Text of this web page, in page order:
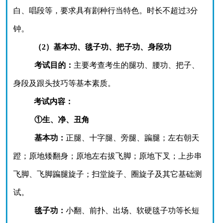
白、唱段等，要求具有剧种行当特色。时长不超过3分
钟。
（2）基本功、毯子功、把子功、身段功
考试目的： 主要考查考生的腿功、腰功、把子、
身段及跟头技巧等基本素质。
考试内容：
①生、净、丑角
基本功： 正腿、十字腿、旁腿、蹁腿；左右朝天
蹬；原地矮翻身；原地左右拔飞脚；原地下叉；上步串
飞脚、飞脚蹁腿旋子；扫堂旋子、圈旋子及其它基础测
试。
毯子功： 小翻、前扑、出场、软硬毯子功等长短